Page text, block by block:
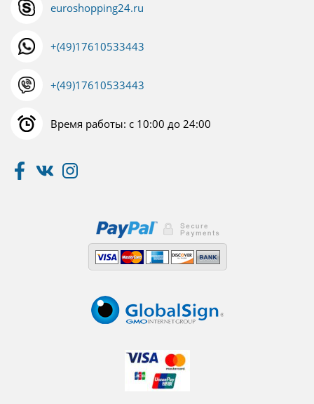
euroshopping24.ru
+(49)17610533443
+(49)17610533443
Время работы: с 10:00 до 24:00